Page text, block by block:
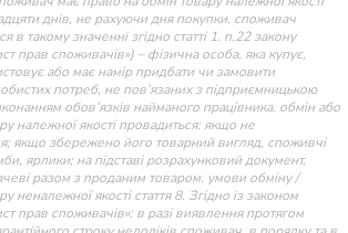
днів, не рахуючи дня покупки. споживач
в такому значенні згідно статті 1. п.22 закону
прав споживачів») – фізична особа, яка купує,
або має намір придбати чи замовити
потреб, не пов’язаних з підприємницькою
обов’язків найманого працівника. обмін або
належної якості провадиться: якщо не
якщо збережено його товарний вигляд, споживчі
ярлики; на підставі розрахунковий документ,
разом з проданим товаром. умови обміну /
неналежної якості стаття 8. Згідно із законом
прав споживачів»: в разі виявлення протягом